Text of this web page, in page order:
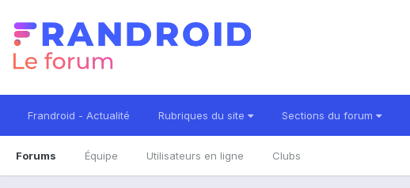
Frandroid - Actualité Rubriques du site Sections du forum
Forums Équipe Utilisateurs en ligne Clubs